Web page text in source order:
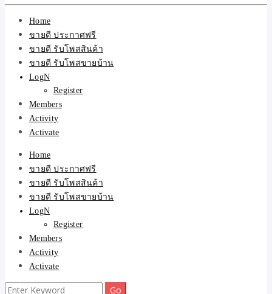
Home
ขายดี ประกาศฟรี
ขายดี รับโพสสินค้า
ขายดี รับโพสขายบ้าน
LogN
Register
Members
Activity
Activate
Home
ขายดี ประกาศฟรี
ขายดี รับโพสสินค้า
ขายดี รับโพสขายบ้าน
LogN
Register
Members
Activity
Activate
Search